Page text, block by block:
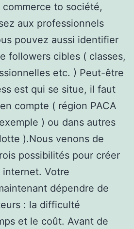
to société,
aux professionnels
pouvez aussi identifier
followers cibles ( classes,
etc. ) Peut-être
est qui se situe, il faut
compte ( région PACA
) ou dans autres
).Nous venons de
possibilités pour créer
Votre
dépendre de
: la difficulté
et le coût. Avant de